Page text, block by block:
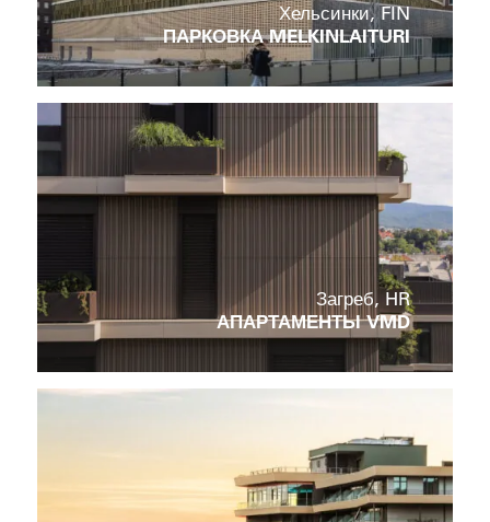
Хельсинки, FIN
ПАРКОВКА MELKINLAITURI
Загреб, HR
АПАРТАМЕНТЫ VMD